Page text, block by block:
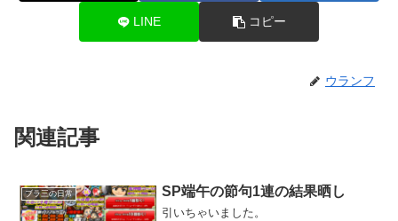
LINE コピー
ウランフ
関連記事
ブラ三の日常 SP端午の節句1連の結果晒し
引いちゃいました。